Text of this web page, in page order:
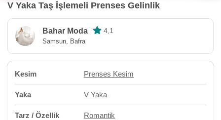
V Yaka Taş İşlemeli Prenses Gelinlik
Bahar Moda 4,1
Samsun, Bafra
Kesim Prenses Kesim
Yaka V Yaka
Tarz / Özellik Romantik